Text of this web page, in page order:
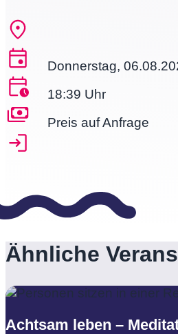
Donnerstag,
18:39 Uhr
Preis auf Anfrage
Ähnliche
Achtsam leben –